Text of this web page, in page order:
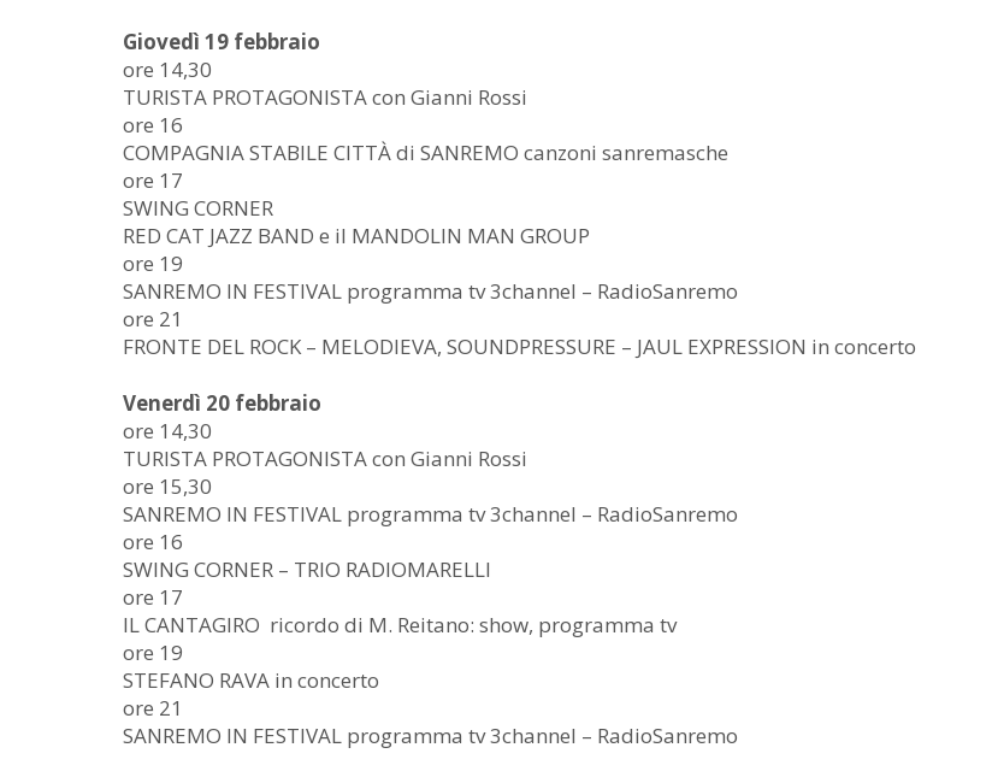
Giovedì 19 febbraio
ore 14,30
TURISTA PROTAGONISTA con Gianni Rossi
ore 16
COMPAGNIA STABILE CITTÀ di SANREMO canzoni sanremasche
ore 17
SWING CORNER
RED CAT JAZZ BAND e il MANDOLIN MAN GROUP
ore 19
SANREMO IN FESTIVAL programma tv 3channel – RadioSanremo
ore 21
FRONTE DEL ROCK – MELODIEVA, SOUNDPRESSURE – JAUL EXPRESSION in concerto
Venerdì 20 febbraio
ore 14,30
TURISTA PROTAGONISTA con Gianni Rossi
ore 15,30
SANREMO IN FESTIVAL programma tv 3channel – RadioSanremo
ore 16
SWING CORNER – TRIO RADIOMARELLI
ore 17
IL CANTAGIRO ricordo di M. Reitano: show, programma tv
ore 19
STEFANO RAVA in concerto
ore 21
SANREMO IN FESTIVAL programma tv 3channel – RadioSanremo